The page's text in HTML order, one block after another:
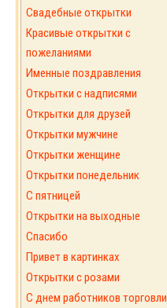
Свадебные открытки
Красивые открытки с
пожеланиями
Именные поздравления
Открытки с надписями
Открытки для друзей
Открытки мужчине
Открытки женщине
Открытки понедельник
С пятницей
Открытки на выходные
Спасибо
Привет в картинках
Открытки с розами
С днем работников торговли